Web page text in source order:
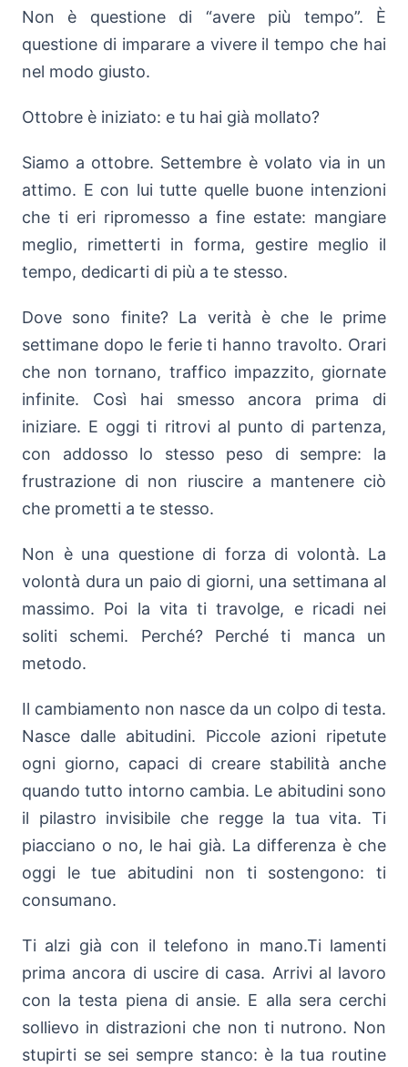
Non è questione di “avere più tempo”. È
questione di imparare a vivere il tempo che hai
nel modo giusto.
Ottobre è iniziato: e tu hai già mollato?
Siamo a ottobre. Settembre è volato via in un
attimo. E con lui tutte quelle buone intenzioni
che ti eri ripromesso a fine estate: mangiare
meglio, rimetterti in forma, gestire meglio il
tempo, dedicarti di più a te stesso.
Dove sono finite? La verità è che le prime
settimane dopo le ferie ti hanno travolto. Orari
che non tornano, traffico impazzito, giornate
infinite. Così hai smesso ancora prima di
iniziare. E oggi ti ritrovi al punto di partenza,
con addosso lo stesso peso di sempre: la
frustrazione di non riuscire a mantenere ciò
che prometti a te stesso.
Non è una questione di forza di volontà. La
volontà dura un paio di giorni, una settimana al
massimo. Poi la vita ti travolge, e ricadi nei
soliti schemi. Perché? Perché ti manca un
metodo.
Il cambiamento non nasce da un colpo di testa.
Nasce dalle abitudini. Piccole azioni ripetute
ogni giorno, capaci di creare stabilità anche
quando tutto intorno cambia. Le abitudini sono
il pilastro invisibile che regge la tua vita. Ti
piacciano o no, le hai già. La differenza è che
oggi le tue abitudini non ti sostengono: ti
consumano.
Ti alzi già con il telefono in mano.Ti lamenti
prima ancora di uscire di casa. Arrivi al lavoro
con la testa piena di ansie. E alla sera cerchi
sollievo in distrazioni che non ti nutrono. Non
stupirti se sei sempre stanco: è la tua routine